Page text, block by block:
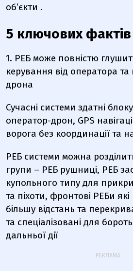
об’єкти .
5 ключових
1. РЕБ може повністю
керування від оператора та
дрона
Сучасні системи здатні
оператор-дрон, GPS
ворога без координації та
РЕБ системи можна
групи – РЕБ рушниці, РЕБ
купольного типу для
та піхоти, фронтові РЕБи
більшу відстань та
та спеціалізовані для
дальньої дії
РЕКЛАМА: